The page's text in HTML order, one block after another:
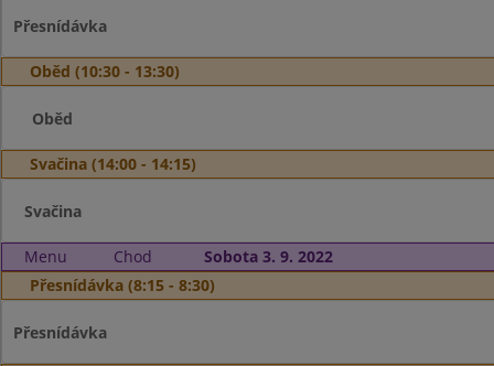
Přesnídávka
Oběd (10:30 - 13:30)
Oběd
Svačina (14:00 - 14:15)
Svačina
Menu Chod
Sobota 3. 9. 2022
Přesnídávka (8:15 - 8:30)
Přesnídávka